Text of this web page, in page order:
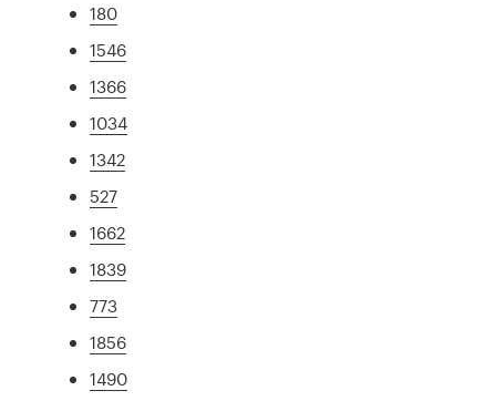
180
1546
1366
1034
1342
527
1662
1839
773
1856
1490